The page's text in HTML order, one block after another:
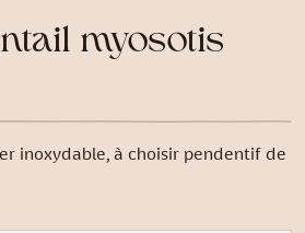
myosotis
inoxydable, à choisir pendentif de